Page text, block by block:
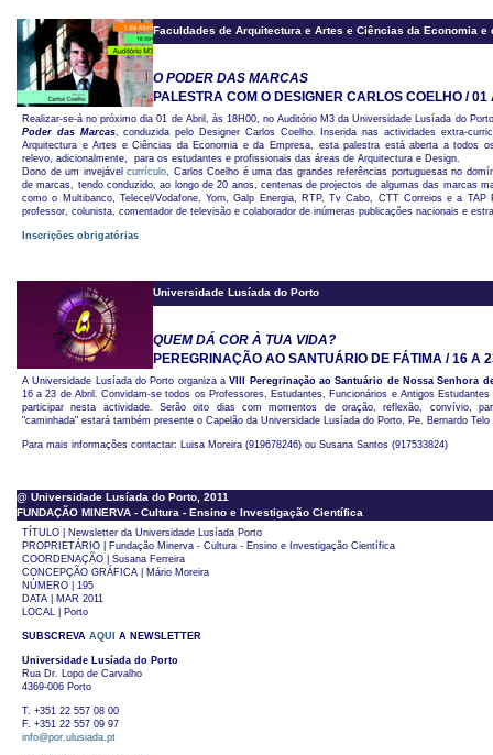
Faculdades de Arquitectura e Artes e Ciências da Economia e
O PODER DAS MARCAS
PALESTRA COM O DESIGNER CARLOS COELHO /
Realizar-se-á no próximo dia 01 de Abril, às 18H00, no Auditório M3 da Universidade Lusíada do
Poder das Marcas, conduzida pelo Designer Carlos Coelho. Inserida nas actividades extra-
Arquitectura e Artes e Ciências da Economia e da Empresa, esta palestra está aberta a todos
relevo, adicionalmente, para os estudantes e profissionais das áreas de Arquitectura e Design.
Dono de um invejávelcurrículo, Carlos Coelho é uma das grandes referências portuguesas no
de marcas, tendo conduzido, ao longo de 20 anos, centenas de projectos de algumas das marcas
como o Multibanco, Telecel/Vodafone, Yorn, Galp Energia, RTP, Tv Cabo, CTT Correios e a TAP
professor, colunista, comentador de televisão e colaborador de inúmeras publicações nacionais e
Inscrições obrigatórias
Universidade Lusíada do Porto
QUEM DÁ COR À TUA VIDA?
PEREGRINAÇÃO AO SANTUÁRIO DE FÁTIMA / 16 A
A Universidade Lusíada do Porto organiza aVIII Peregrinação ao Santuário de Nossa Senhora
16 a 23 de Abril. Convidam-se todos os Professores, Estudantes, Funcionários e Antigos
participar nesta actividade. Serão oito dias com momentos de oração, reflexão, convívio,
"caminhada" estará também presente o Capelão da Universidade Lusíada do Porto, Pe. Bernardo Telo
Para mais informações contactar: Luisa Moreira (919678246) ou Susana Santos (917533824)
@ Universidade Lusíada do Porto, 2011
FUNDAÇÃO MINERVA - Cultura - Ensino e Investigação Científica
TÍTULO | Newsletter da Universidade Lusíada Porto
PROPRIETÁRIO | Fundação Minerva - Cultura - Ensino e Investigação Científica
COORDENAÇÃO | Susana Ferreira
CONCEPÇÃO GRÁFICA | Mário Moreira
NÚMERO | 195
DATA | MAR 2011
LOCAL | Porto
SUBSCREVA AQUI A NEWSLETTER
Universidade Lusíada do Porto
Rua Dr. Lopo de Carvalho
4369-006 Porto
T. +351 22 557 08 00
F. +351 22 557 09 97
info@por.ulusiada.pt